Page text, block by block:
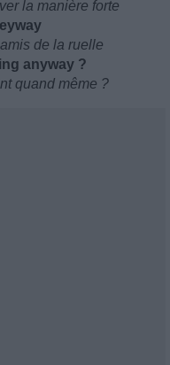
la manière forte
de la ruelle
anyway ?
quand même ?